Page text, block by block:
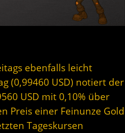
ebenfalls leicht
(0,99460 USD) notiert der
USD mit 0,10% über
Preis einer Feinunze Gold
Tageskursen